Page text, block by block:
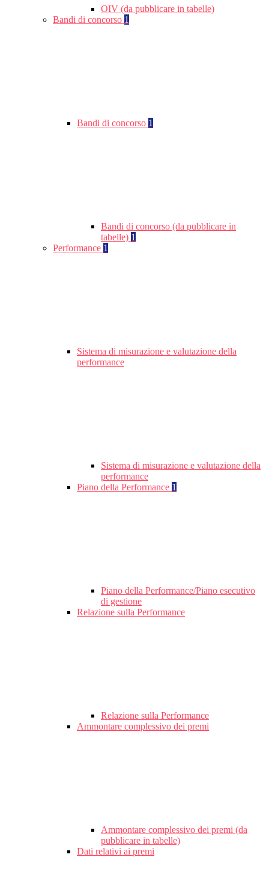
OIV (da pubblicare in tabelle)
Bandi di concorso 1
Bandi di concorso 1
Bandi di concorso (da pubblicare in
tabelle) 1
Performance 1
Sistema di misurazione e valutazione della
performance
Sistema di misurazione e valutazione della
performance
Piano della Performance 1
Piano della Performance/Piano esecutivo
di gestione
Relazione sulla Performance
Relazione sulla Performance
Ammontare complessivo dei premi
Ammontare complessivo dei premi (da
pubblicare in tabelle)
Dati relativi ai premi